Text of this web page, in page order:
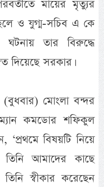
মায়ের মৃত্যুর
ও যুগ্ম-সচিব এ কে
তার বিরুদ্ধে
দিয়েছে সরকার।
মোংলা বন্দর
কমডোর শফিকুল
বিষয়টি নিয়ে
আমাদের কাছে
স্বীকার করেছেন